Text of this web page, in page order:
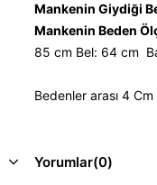
Mankenin Giydiği
Mankenin Beden
85 cm Bel: 64 cm
Bedenler arası 4
Yorumlar(0)